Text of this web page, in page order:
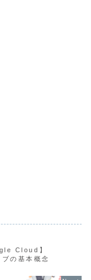
Cloud】
の基本概念